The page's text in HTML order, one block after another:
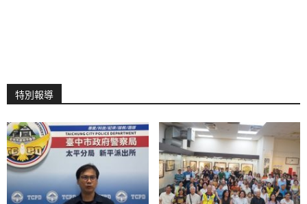
特別報導